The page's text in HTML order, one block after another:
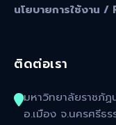
นโยบายการใช้งาน /
ติดต่อเรา
มหาวิทยาลัยราชภัฏ
อ.เมือง จ.นครศรีธ